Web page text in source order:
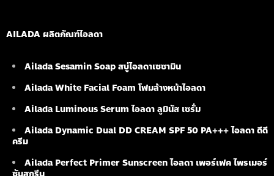
AILADA ผลิตภัณฑ์ไอลดา
Ailada Sesamin Soapสบู่ไอลดาเซซามิน
Ailada White Facial Foamโฟมล้างหน้าไอลดา
Ailada Luminous Serumไอลดา ลูมินัส เซรั่ม
Ailada Dynamic Dual DD CREAM SPF 50 PA+++ ไอลดา ดีดี
ครีม
Ailada Perfect Primer Sunscreen ไอลดา เพอร์เฟค ไพรเมอร์